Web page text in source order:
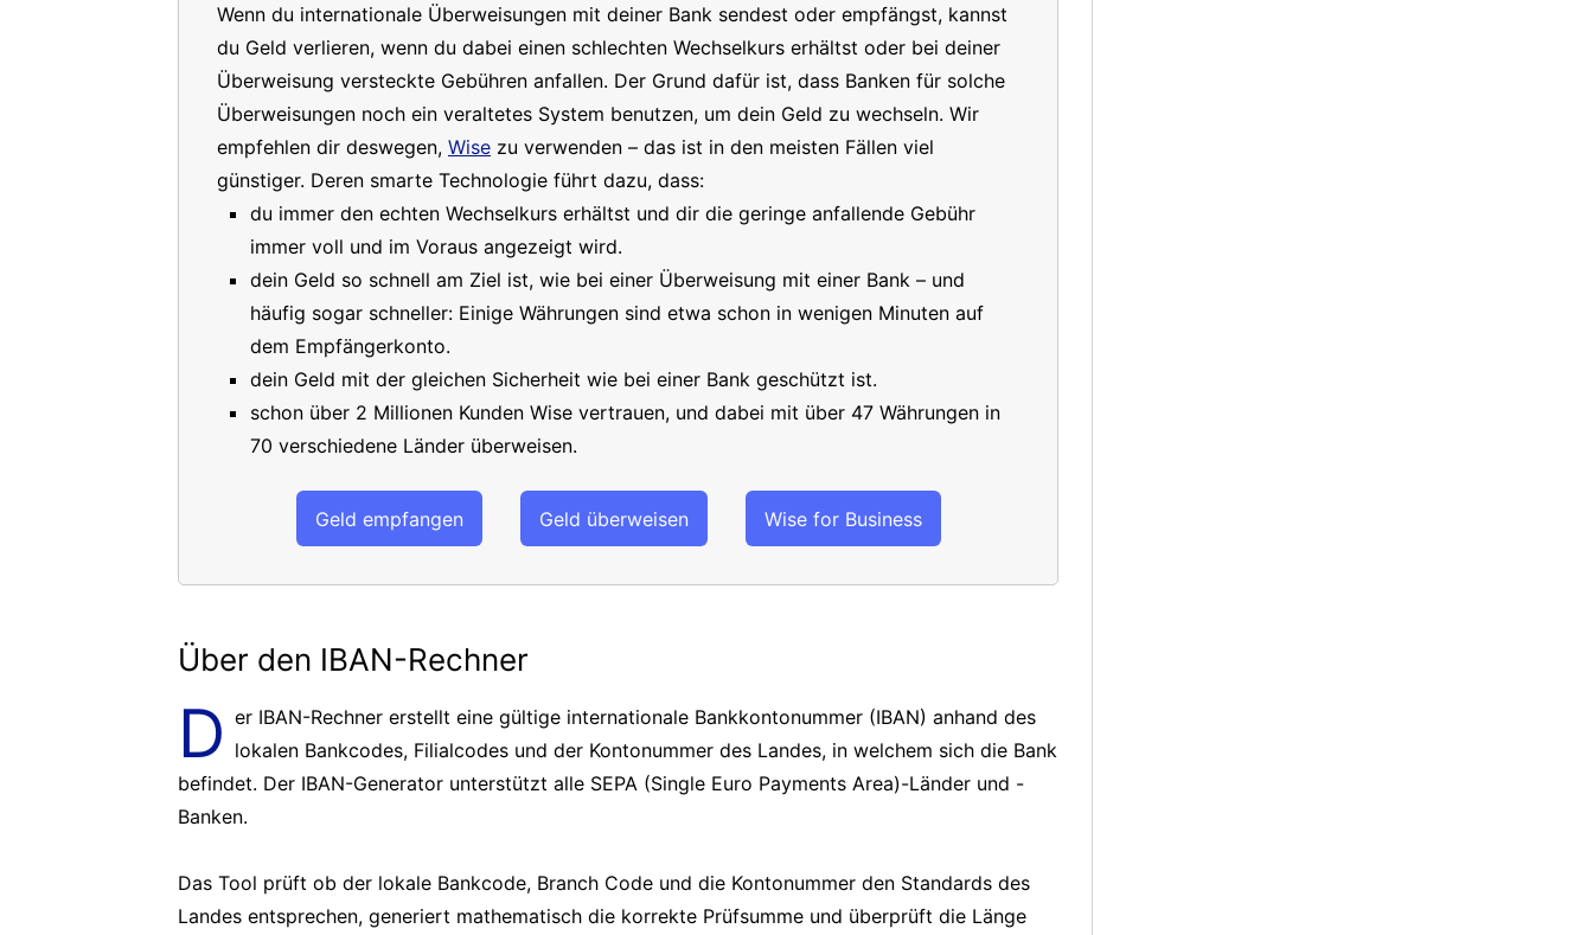
Wenn du internationale Überweisungen mit deiner Bank sendest oder empfängst, kannst
du Geld verlieren, wenn du dabei einen schlechten Wechselkurs erhältst oder bei deiner
Überweisung versteckte Gebühren anfallen. Der Grund dafür ist, dass Banken für solche
Überweisungen noch ein veraltetes System benutzen, um dein Geld zu wechseln. Wir
empfehlen dir deswegen, Wise zu verwenden – das ist in den meisten Fällen viel
günstiger. Deren smarte Technologie führt dazu, dass:
du immer den echten Wechselkurs erhältst und dir die geringe anfallende Gebühr
immer voll und im Voraus angezeigt wird.
dein Geld so schnell am Ziel ist, wie bei einer Überweisung mit einer Bank – und
häufig sogar schneller: Einige Währungen sind etwa schon in wenigen Minuten auf
dem Empfängerkonto.
dein Geld mit der gleichen Sicherheit wie bei einer Bank geschützt ist.
schon über 2 Millionen Kunden Wise vertrauen, und dabei mit über 47 Währungen in
70 verschiedene Länder überweisen.
Geld empfangen Geld überweisen Wise for Business
Über den IBAN-Rechner
D er IBAN-Rechner erstellt eine gültige internationale Bankkontonummer (IBAN) anhand des
lokalen Bankcodes, Filialcodes und der Kontonummer des Landes, in welchem sich die Bank
befindet. Der IBAN-Generator unterstützt alle SEPA (Single Euro Payments Area)-Länder und -
Banken.
Das Tool prüft ob der lokale Bankcode, Branch Code und die Kontonummer den Standards des
Landes entsprechen, generiert mathematisch die korrekte Prüfsumme und überprüft die Länge